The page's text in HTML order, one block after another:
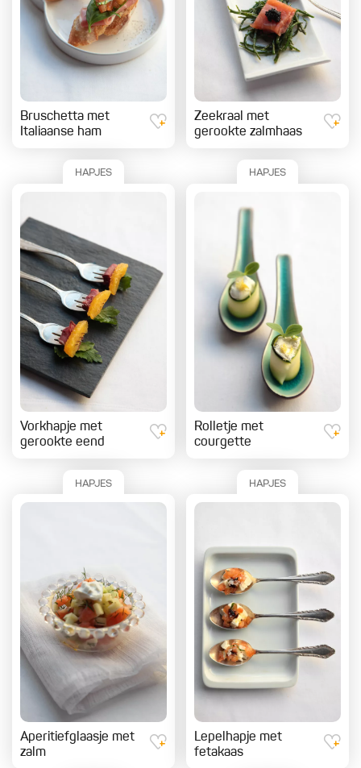
Bruschetta met
Italiaanse ham
Zeekraal met
gerookte zalmhaas
HAPJES
Vorkhapje met
gerookte eend
HAPJES
Rolletje met
courgette
HAPJES
Aperitiefglaasje met
zalm
HAPJES
Lepelhapje met
fetakaas